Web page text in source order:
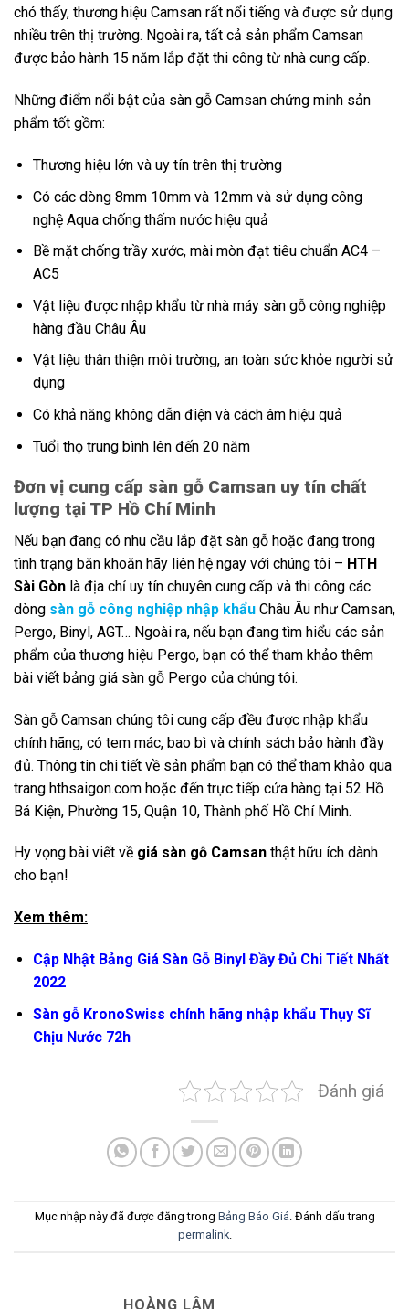
chó thấy, thương hiệu Camsan rất nổi tiếng và được sử dụng
nhiều trên thị trường. Ngoài ra, tất cả sản phẩm Camsan
được bảo hành 15 năm lắp đặt thi công từ nhà cung cấp.
Những điểm nổi bật của sàn gỗ Camsan chứng minh sản
phẩm tốt gồm:
Thương hiệu lớn và uy tín trên thị trường
Có các dòng 8mm 10mm và 12mm và sử dụng công
nghệ Aqua chống thấm nước hiệu quả
Bề mặt chống trầy xước, mài mòn đạt tiêu chuẩn AC4 –
AC5
Vật liệu được nhập khẩu từ nhà máy sàn gỗ công nghiệp
hàng đầu Châu Âu
Vật liệu thân thiện môi trường, an toàn sức khỏe người sử
dụng
Có khả năng không dẫn điện và cách âm hiệu quả
Tuổi thọ trung bình lên đến 20 năm
Đơn vị cung cấp sàn gỗ Camsan uy tín chất
lượng tại TP Hồ Chí Minh
Nếu bạn đang có nhu cầu lắp đặt sàn gỗ hoặc đang trong
tình trạng băn khoăn hãy liên hệ ngay với chúng tôi – HTH
Sài Gòn là địa chỉ uy tín chuyên cung cấp và thi công các
dòng sàn gỗ công nghiệp nhập khẩu Châu Âu như Camsan,
Pergo, Binyl, AGT… Ngoài ra, nếu bạn đang tìm hiểu các sản
phẩm của thương hiệu Pergo, bạn có thể tham khảo thêm
bài viết bảng giá sàn gỗ Pergo của chúng tôi.
Sàn gỗ Camsan chúng tôi cung cấp đều được nhập khẩu
chính hãng, có tem mác, bao bì và chính sách bảo hành đầy
đủ. Thông tin chi tiết về sản phẩm bạn có thể tham khảo qua
trang hthsaigon.com hoặc đến trực tiếp cửa hàng tại 52 Hồ
Bá Kiện, Phường 15, Quận 10, Thành phố Hồ Chí Minh.
Hy vọng bài viết về giá sàn gỗ Camsan thật hữu ích dành
cho bạn!
Xem thêm:
Cập Nhật Bảng Giá Sàn Gỗ Binyl Đầy Đủ Chi Tiết Nhất
2022
Sàn gỗ KronoSwiss chính hãng nhập khẩu Thụy Sĩ
Chịu Nước 72h
Đánh giá
Mục nhập này đã được đăng trong Bảng Báo Giá. Đánh dấu trang
permalink.
HOÀNG LÂM